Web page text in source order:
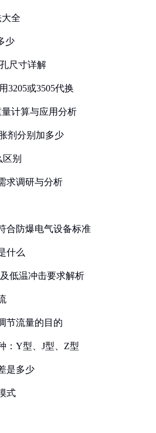
全
少
尺寸详解
3205或3505代换
计算与应用分析
剂分别加多少
别
求调研与分析
合防爆电气设备标准
什么
低温冲击要求解析
节流量的目的
：Y型、J型、Z型
是多少
式